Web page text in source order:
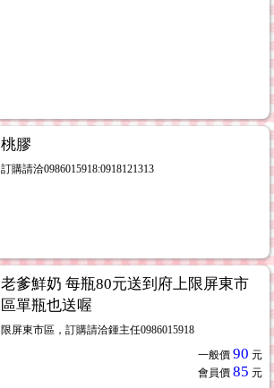
桃膠
訂購請洽0986015918:0918121313
老爹鮮奶 每瓶80元送到府上限屏東市
區單瓶也送喔
限屏東市區，訂購請洽鍾主任0986015918
一般價 90 元
會員價 85 元